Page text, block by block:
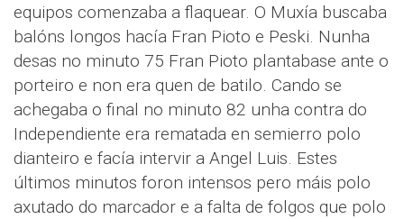
equipos comenzaba a flaquear. O Muxía buscaba
balóns longos hacía Fran Pioto e Peski. Nunha
desas no minuto 75 Fran Pioto plantabase ante o
porteiro e non era quen de batilo. Cando se
achegaba o final no minuto 82 unha contra do
Independiente era rematada en semierro polo
dianteiro e facía intervir a Angel Luis. Estes
últimos minutos foron intensos pero máis polo
axutado do marcador e a falta de folgos que polo